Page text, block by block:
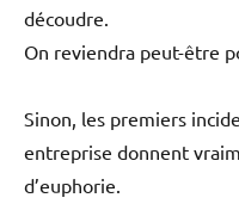
découdre.
On reviendra peut-être
Sinon, les premiers
entreprise donnent
d’euphorie.